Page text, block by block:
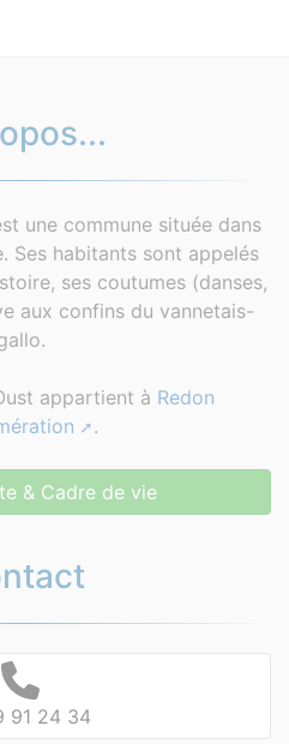
une commune située dans
Ses habitants sont appelés
ses coutumes (danses,
aux confins du vannetais-
appartient à Redon
.
& Cadre de vie
91 24 34